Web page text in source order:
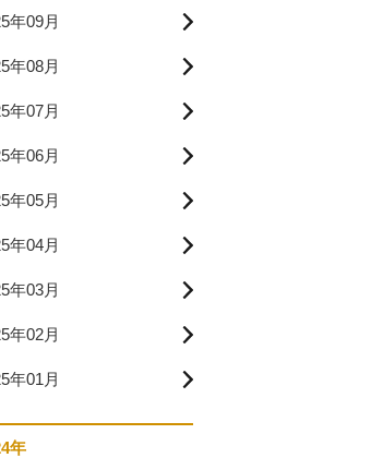
年09月
年08月
年07月
年06月
年05月
年04月
年03月
年02月
年01月
年